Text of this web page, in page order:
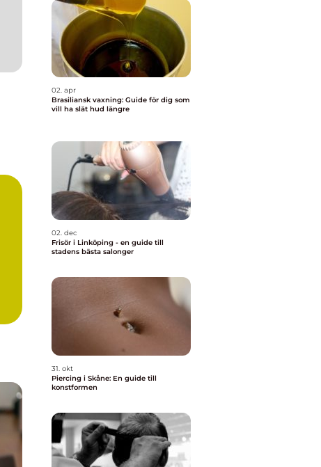
02. apr
Brasiliansk vaxning: Guide för dig som
vill ha slät hud längre
02. dec
Frisör i Linköping - en guide till
stadens bästa salonger
31. okt
Piercing i Skåne: En guide till
konstformen